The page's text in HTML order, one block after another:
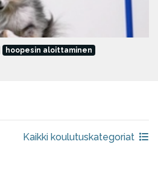
hoopesin aloittaminen
Kaikki koulutuskategoriat